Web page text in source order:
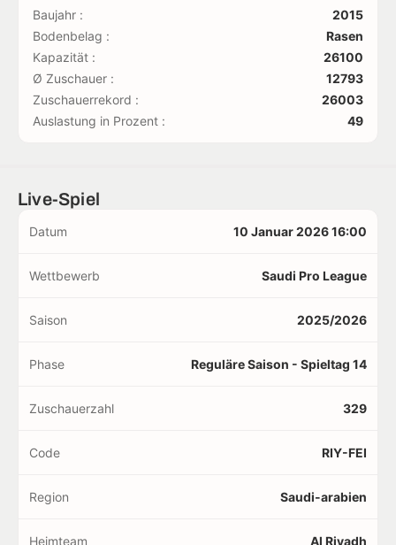
Baujahr :
2015
Bodenbelag :
Rasen
Kapazität :
26100
Ø Zuschauer :
12793
Zuschauerrekord :
26003
Auslastung in Prozent :
49
Live-Spiel
Datum 10 Januar 2026 16:00
Wettbewerb Saudi Pro League
Saison 2025/2026
Phase Reguläre Saison - Spieltag 14
Zuschauerzahl 329
Code RIY-FEI
Region Saudi-arabien
Heimteam Al Riyadh